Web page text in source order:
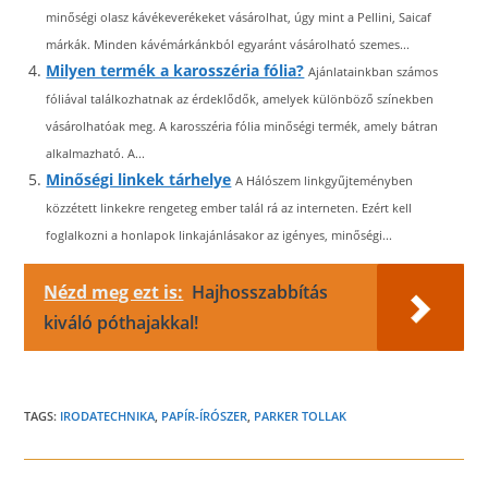
minőségi olasz kávékeverékeket vásárolhat, úgy mint a Pellini, Saicaf
márkák. Minden kávémárkánkból egyaránt vásárolható szemes...
Milyen termék a karosszéria fólia? Ajánlatainkban számos
fóliával találkozhatnak az érdeklődők, amelyek különböző színekben
vásárolhatóak meg. A karosszéria fólia minőségi termék, amely bátran
alkalmazható. A...
Minőségi linkek tárhelye A Hálószem linkgyűjteményben
közzétett linkekre rengeteg ember talál rá az interneten. Ezért kell
foglalkozni a honlapok linkajánlásakor az igényes, minőségi...
Nézd meg ezt is: Hajhosszabbítás
kiváló póthajakkal!
TAGS: IRODATECHNIKA, PAPÍR-ÍRÓSZER, PARKER TOLLAK